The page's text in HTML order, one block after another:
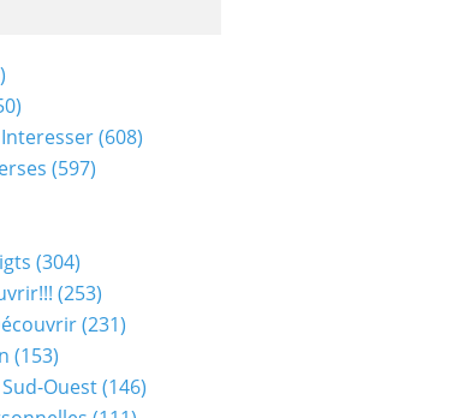
(608)
(597)
(304)
(253)
(231)
(153)
Ouest(146)